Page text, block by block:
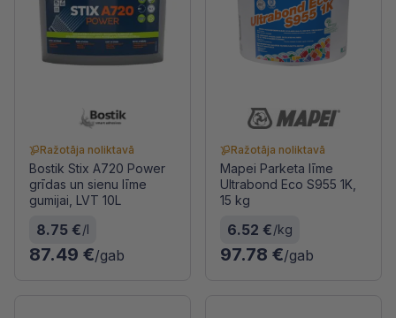
Ražotāja noliktavā
Bostik Stix A720 Power
grīdas un sienu līme
gumijai, LVT 10L
8.75 €/l
87.49 €/gab
Ražotāja noliktavā
Mapei Parketa līme
Ultrabond Eco S955 1K,
15 kg
6.52 €/kg
97.78 €/gab